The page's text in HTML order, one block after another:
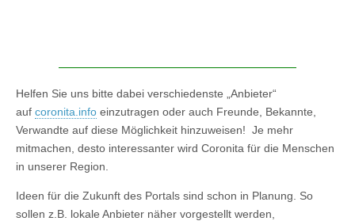
Helfen Sie uns bitte dabei verschiedenste „Anbieter“
auf coronita.info einzutragen oder auch Freunde, Bekannte,
Verwandte auf diese Möglichkeit hinzuweisen! Je mehr
mitmachen, desto interessanter wird Coronita für die Menschen
in unserer Region.
Ideen für die Zukunft des Portals sind schon in Planung. So
sollen z.B. lokale Anbieter näher vorgestellt werden,